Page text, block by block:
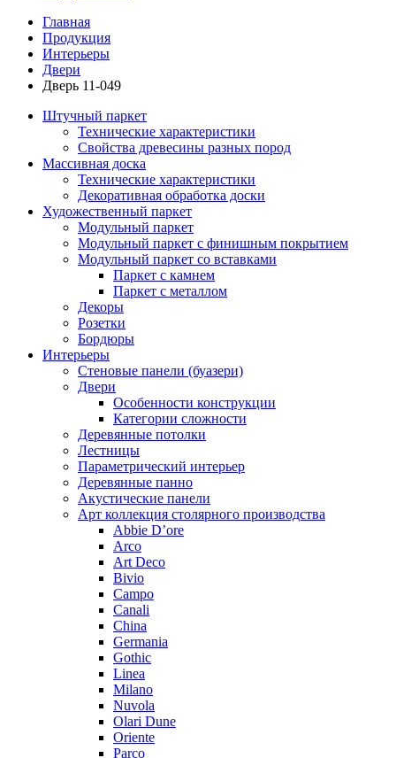
Главная
Продукция
Интерьеры
Двери
Дверь 11-049
Штучный паркет
Технические характеристики
Свойства древесины разных пород
Массивная доска
Технические характеристики
Декоративная обработка доски
Художественный паркет
Модульный паркет
Модульный паркет с финишным покрытием
Модульный паркет со вставками
Паркет с камнем
Паркет с металлом
Декоры
Розетки
Бордюры
Интерьеры
Стеновые панели (буазери)
Двери
Особенности конструкции
Категории сложности
Деревянные потолки
Лестницы
Параметрический интерьер
Деревянные панно
Акустические панели
Арт коллекция столярного производства
Abbie D’ore
Arco
Art Deco
Bivio
Campo
Canali
China
Germania
Gothic
Linea
Milano
Nuvola
Olari Dune
Oriente
Parco